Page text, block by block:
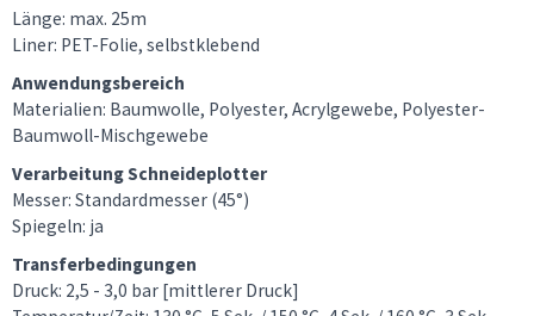
Länge: max. 25m
Liner: PET-Folie, selbstklebend
Anwendungsbereich
Materialien: Baumwolle, Polyester, Acrylgewebe, Polyester-
Baumwoll-Mischgewebe
Verarbeitung Schneideplotter
Messer: Standardmesser (45°)
Spiegeln: ja
Transferbedingungen
Druck: 2,5 - 3,0 bar [mittlerer Druck]